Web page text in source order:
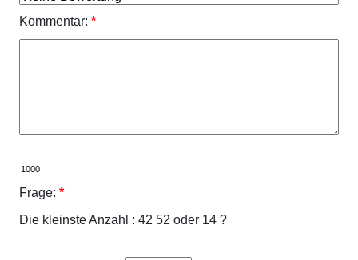
Kommentar: *
Frage: *
Die kleinste Anzahl : 42 52 oder 14 ?